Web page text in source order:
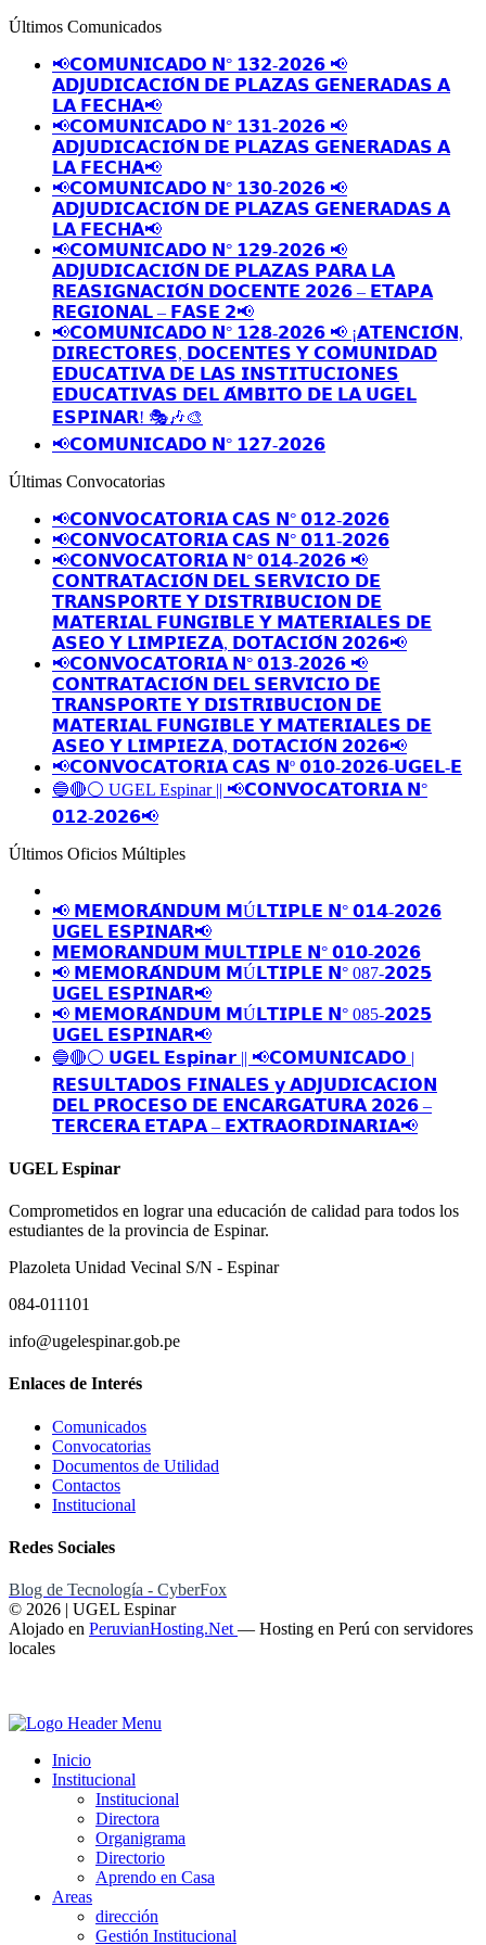
Últimos Comunicados
📢𝗖𝗢𝗠𝗨𝗡𝗜𝗖𝗔𝗗𝗢 𝗡° 𝟭𝟯𝟮-𝟮𝟬𝟮𝟲 📢
𝗔𝗗𝗝𝗨𝗗𝗜𝗖𝗔𝗖𝗜𝗢́𝗡 𝗗𝗘 𝗣𝗟𝗔𝗭𝗔𝗦 𝗚𝗘𝗡𝗘𝗥𝗔𝗗𝗔𝗦 𝗔
𝗟𝗔 𝗙𝗘𝗖𝗛𝗔📢
📢𝗖𝗢𝗠𝗨𝗡𝗜𝗖𝗔𝗗𝗢 𝗡° 𝟭𝟯𝟭-𝟮𝟬𝟮𝟲 📢
𝗔𝗗𝗝𝗨𝗗𝗜𝗖𝗔𝗖𝗜𝗢́𝗡 𝗗𝗘 𝗣𝗟𝗔𝗭𝗔𝗦 𝗚𝗘𝗡𝗘𝗥𝗔𝗗𝗔𝗦 𝗔
𝗟𝗔 𝗙𝗘𝗖𝗛𝗔📢
📢𝗖𝗢𝗠𝗨𝗡𝗜𝗖𝗔𝗗𝗢 𝗡° 𝟭𝟯𝟬-𝟮𝟬𝟮𝟲 📢
𝗔𝗗𝗝𝗨𝗗𝗜𝗖𝗔𝗖𝗜𝗢́𝗡 𝗗𝗘 𝗣𝗟𝗔𝗭𝗔𝗦 𝗚𝗘𝗡𝗘𝗥𝗔𝗗𝗔𝗦 𝗔
𝗟𝗔 𝗙𝗘𝗖𝗛𝗔📢
📢𝗖𝗢𝗠𝗨𝗡𝗜𝗖𝗔𝗗𝗢 𝗡° 𝟭𝟮𝟵-𝟮𝟬𝟮𝟲 📢
𝗔𝗗𝗝𝗨𝗗𝗜𝗖𝗔𝗖𝗜𝗢́𝗡 𝗗𝗘 𝗣𝗟𝗔𝗭𝗔𝗦 𝗣𝗔𝗥𝗔 𝗟𝗔
𝗥𝗘𝗔𝗦𝗜𝗚𝗡𝗔𝗖𝗜𝗢́𝗡 𝗗𝗢𝗖𝗘𝗡𝗧𝗘 𝟮𝟬𝟮𝟲 – 𝗘𝗧𝗔𝗣𝗔
𝗥𝗘𝗚𝗜𝗢𝗡𝗔𝗟 – 𝗙𝗔𝗦𝗘 𝟮📢
📢𝗖𝗢𝗠𝗨𝗡𝗜𝗖𝗔𝗗𝗢 𝗡° 𝟭𝟮𝟴-𝟮𝟬𝟮𝟲 📢 ¡𝗔𝗧𝗘𝗡𝗖𝗜𝗢́𝗡,
𝗗𝗜𝗥𝗘𝗖𝗧𝗢𝗥𝗘𝗦, 𝗗𝗢𝗖𝗘𝗡𝗧𝗘𝗦 𝗬 𝗖𝗢𝗠𝗨𝗡𝗜𝗗𝗔𝗗
𝗘𝗗𝗨𝗖𝗔𝗧𝗜𝗩𝗔 𝗗𝗘 𝗟𝗔𝗦 𝗜𝗡𝗦𝗧𝗜𝗧𝗨𝗖𝗜𝗢𝗡𝗘𝗦
𝗘𝗗𝗨𝗖𝗔𝗧𝗜𝗩𝗔𝗦 𝗗𝗘𝗟 𝗔́𝗠𝗕𝗜𝗧𝗢 𝗗𝗘 𝗟𝗔 𝗨𝗚𝗘𝗟
𝗘𝗦𝗣𝗜𝗡𝗔𝗥! 🎭🎶🎨
📢𝗖𝗢𝗠𝗨𝗡𝗜𝗖𝗔𝗗𝗢 𝗡° 𝟭𝟮𝟳-𝟮𝟬𝟮𝟲
Últimas Convocatorias
📢𝗖𝗢𝗡𝗩𝗢𝗖𝗔𝗧𝗢𝗥𝗜𝗔 𝗖𝗔𝗦 𝗡° 𝟬𝟭𝟮-𝟮𝟬𝟮𝟲
📢𝗖𝗢𝗡𝗩𝗢𝗖𝗔𝗧𝗢𝗥𝗜𝗔 𝗖𝗔𝗦 𝗡° 𝟬𝟭𝟭-𝟮𝟬𝟮𝟲
📢𝗖𝗢𝗡𝗩𝗢𝗖𝗔𝗧𝗢𝗥𝗜𝗔 𝗡° 𝟬𝟭𝟰-𝟮𝟬𝟮𝟲 📢
𝗖𝗢𝗡𝗧𝗥𝗔𝗧𝗔𝗖𝗜𝗢́𝗡 𝗗𝗘𝗟 𝗦𝗘𝗥𝗩𝗜𝗖𝗜𝗢 𝗗𝗘
𝗧𝗥𝗔𝗡𝗦𝗣𝗢𝗥𝗧𝗘 𝗬 𝗗𝗜𝗦𝗧𝗥𝗜𝗕𝗨𝗖𝗜𝗢𝗡 𝗗𝗘
𝗠𝗔𝗧𝗘𝗥𝗜𝗔𝗟 𝗙𝗨𝗡𝗚𝗜𝗕𝗟𝗘 𝗬 𝗠𝗔𝗧𝗘𝗥𝗜𝗔𝗟𝗘𝗦 𝗗𝗘
𝗔𝗦𝗘𝗢 𝗬 𝗟𝗜𝗠𝗣𝗜𝗘𝗭𝗔, 𝗗𝗢𝗧𝗔𝗖𝗜𝗢́𝗡 𝟮𝟬𝟮𝟲📢
📢𝗖𝗢𝗡𝗩𝗢𝗖𝗔𝗧𝗢𝗥𝗜𝗔 𝗡° 𝟬𝟭𝟯-𝟮𝟬𝟮𝟲 📢
𝗖𝗢𝗡𝗧𝗥𝗔𝗧𝗔𝗖𝗜𝗢́𝗡 𝗗𝗘𝗟 𝗦𝗘𝗥𝗩𝗜𝗖𝗜𝗢 𝗗𝗘
𝗧𝗥𝗔𝗡𝗦𝗣𝗢𝗥𝗧𝗘 𝗬 𝗗𝗜𝗦𝗧𝗥𝗜𝗕𝗨𝗖𝗜𝗢𝗡 𝗗𝗘
𝗠𝗔𝗧𝗘𝗥𝗜𝗔𝗟 𝗙𝗨𝗡𝗚𝗜𝗕𝗟𝗘 𝗬 𝗠𝗔𝗧𝗘𝗥𝗜𝗔𝗟𝗘𝗦 𝗗𝗘
𝗔𝗦𝗘𝗢 𝗬 𝗟𝗜𝗠𝗣𝗜𝗘𝗭𝗔, 𝗗𝗢𝗧𝗔𝗖𝗜𝗢́𝗡 𝟮𝟬𝟮𝟲📢
📢𝗖𝗢𝗡𝗩𝗢𝗖𝗔𝗧𝗢𝗥𝗜𝗔 𝗖𝗔𝗦 𝗡º 𝟬𝟭𝟬-𝟮𝟬𝟮𝟲-𝗨𝗚𝗘𝗟-𝗘
🔵🔴⚪️ UGEL Espinar || 📢𝗖𝗢𝗡𝗩𝗢𝗖𝗔𝗧𝗢𝗥𝗜𝗔 𝗡°
𝟬𝟭𝟮-𝟮𝟬𝟮𝟲📢
Últimos Oficios Múltiples
📢 𝗠𝗘𝗠𝗢𝗥𝗔́𝗡𝗗𝗨𝗠 𝗠Ú𝗟𝗧𝗜𝗣𝗟𝗘 𝗡° 𝟬𝟭𝟰-𝟮𝟬𝟮𝟲
𝗨𝗚𝗘𝗟 𝗘𝗦𝗣𝗜𝗡𝗔𝗥📢
𝗠𝗘𝗠𝗢𝗥𝗔𝗡𝗗𝗨𝗠 𝗠𝗨𝗟𝗧𝗜𝗣𝗟𝗘 𝗡° 𝟬𝟭𝟬-𝟮𝟬𝟮𝟲
📢 𝗠𝗘𝗠𝗢𝗥𝗔́𝗡𝗗𝗨𝗠 𝗠Ú𝗟𝗧𝗜𝗣𝗟𝗘 𝗡° 087-𝟮𝟬𝟮𝟱
𝗨𝗚𝗘𝗟 𝗘𝗦𝗣𝗜𝗡𝗔𝗥📢
📢 𝗠𝗘𝗠𝗢𝗥𝗔́𝗡𝗗𝗨𝗠 𝗠Ú𝗟𝗧𝗜𝗣𝗟𝗘 𝗡° 085-𝟮𝟬𝟮𝟱
𝗨𝗚𝗘𝗟 𝗘𝗦𝗣𝗜𝗡𝗔𝗥📢
🔵🔴⚪️ 𝗨𝗚𝗘𝗟 𝗘𝘀𝗽𝗶𝗻𝗮𝗿 || 📢𝗖𝗢𝗠𝗨𝗡𝗜𝗖𝗔𝗗𝗢 |
𝗥𝗘𝗦𝗨𝗟𝗧𝗔𝗗𝗢𝗦 𝗙𝗜𝗡𝗔𝗟𝗘𝗦 𝘆 𝗔𝗗𝗝𝗨𝗗𝗜𝗖𝗔𝗖𝗜𝗢𝗡
𝗗𝗘𝗟 𝗣𝗥𝗢𝗖𝗘𝗦𝗢 𝗗𝗘 𝗘𝗡𝗖𝗔𝗥𝗚𝗔𝗧𝗨𝗥𝗔 𝟮𝟬𝟮𝟲 –
𝗧𝗘𝗥𝗖𝗘𝗥𝗔 𝗘𝗧𝗔𝗣𝗔 – 𝗘𝗫𝗧𝗥𝗔𝗢𝗥𝗗𝗜𝗡𝗔𝗥𝗜𝗔📢
UGEL Espinar
Comprometidos en lograr una educación de calidad para todos los
estudiantes de la provincia de Espinar.
Plazoleta Unidad Vecinal S/N - Espinar
084-011101
info@ugelespinar.gob.pe
Enlaces de Interés
Comunicados
Convocatorias
Documentos de Utilidad
Contactos
Institucional
Redes Sociales
Blog de Tecnología - CyberFox
© 2026 | UGEL Espinar
Alojado en PeruvianHosting.Net — Hosting en Perú con servidores
locales
Inicio
Institucional
Institucional
Directora
Organigrama
Directorio
Aprendo en Casa
Areas
dirección
Gestión Institucional